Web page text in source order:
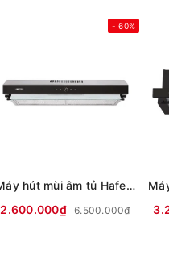
- 60%
Máy hút mùi âm tủ Hafele HC-H7031BB
2.600.000₫
6.500.000₫